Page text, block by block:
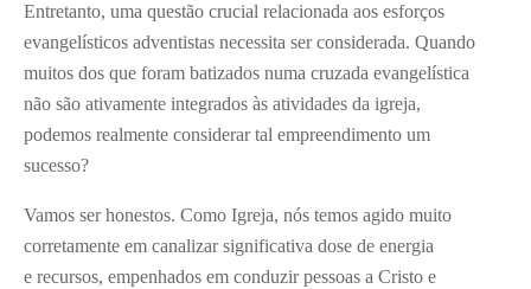
Entretanto, uma questão crucial relacionada aos esforços
evangelís­ticos adventistas necessita ser considerada. Quando
muitos dos que foram batizados numa cruzada evangelística
não são ativamente in­tegrados às atividades da igreja,
podemos realmente considerar tal empreendimento um
sucesso?
Vamos ser honestos. Como Igreja, nós temos agido muito
corretamente em canalizar significativa dose de energia
e recursos, empenhados em conduzir pessoas a Cristo e